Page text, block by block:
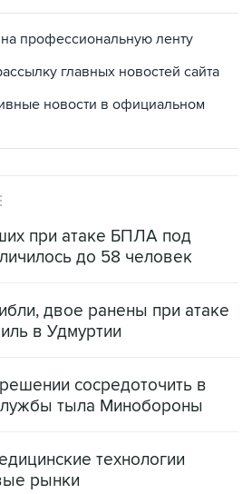
профессиональную ленту
главных новостей сайта
новости в официальном
при атаке БПЛА под
до 58 человек
двое ранены при атаке
в Удмуртии
сосредоточить в
тыла Минобороны
технологии
рынки